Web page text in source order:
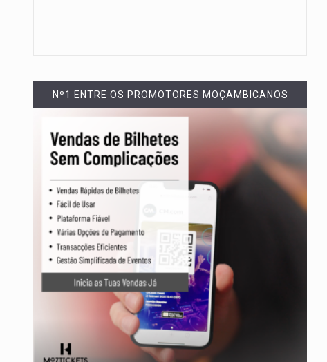
Nº1 ENTRE OS PROMOTORES MOÇAMBICANOS